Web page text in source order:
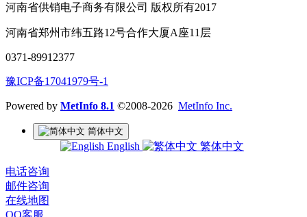
河南省供销电子商务有限公司 版权所有2017
河南省郑州市纬五路12号合作大厦A座11层
0371-89912377
豫ICP备17041979号-1
Powered by MetInfo 8.1 ©2008-2026 MetInfo Inc.
简体中文
English 繁体中文
电话咨询
邮件咨询
在线地图
QQ客服